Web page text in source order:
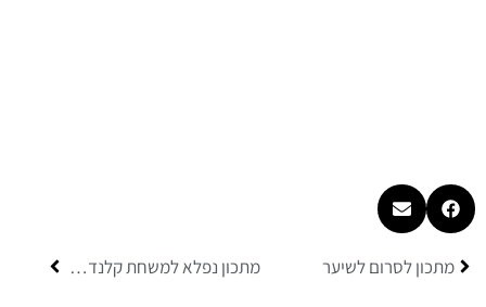
קודםמתכון לסרום לשיער מתכון נפלא למשחת קלנדולה ושמן קלנדולה הבא